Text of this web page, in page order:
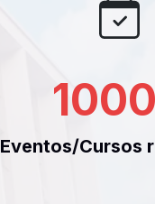
1000
Eventos/Cursos